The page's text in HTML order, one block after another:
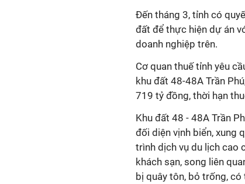
Đến tháng 3, tỉnh có
đất để thực hiện dự án
doanh nghiệp trên.
Cơ quan thuế tỉnh yêu
khu đất 48-48A Trần
719 tỷ đồng, thời hạn
Khu đất 48 - 48A Trần
đối diện vịnh biển, xung
trình dịch vụ du lịch cao
khách sạn, song liên
bị quây tôn, bỏ trống,